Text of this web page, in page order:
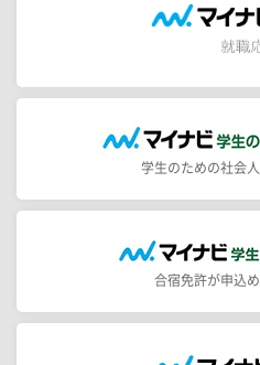
学生のための社会
合宿免許が申込